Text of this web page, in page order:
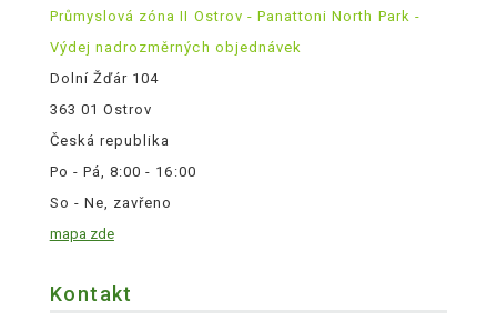
Průmyslová zóna II Ostrov - Panattoni North Park -
Výdej nadrozměrných objednávek
Dolní Žďár 104
363 01 Ostrov
Česká republika
Po - Pá, 8:00 - 16:00
So - Ne, zavřeno
mapa zde
Kontakt